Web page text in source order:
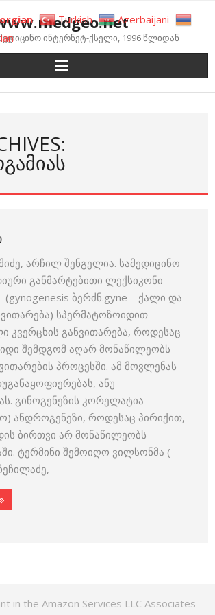
ინტერნეტ-ქსელი, 1996 წლიდან
არჩილ შენგელია. სამედიცინო
განმარტებითი ლექსიკონი
(gynogenesis ბერძნ.gyne – ქალი და
სპერმატოზოიდით
კვერცხის განვი­თარება, როდესაც
შემდგომ აღარ მონაწილეობს
პროცესში. ამ მოვლენას
ანუ
გინოგენეზის კორელატია
ანდროგენეზი, როდესაც პირიქით,
ბირთვი არ მონაწილეობს
ტერმინი შემოიღო ვილსონმა (
in the Amazon Services LLC Associates
Turkish
Azerbaijani